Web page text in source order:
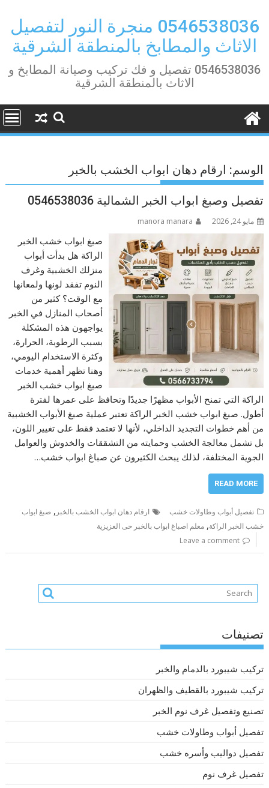
content
0546538036 منجرة النور لتفصيل
الاثاث والمطابخ بالمنطقة الشرقية
0546538036 تفصيل و فك تركيب وصيانة المطابخ و
الاثاث بالمنطقة الشرقية
الوسم: ارقام دهان ابواب الخشب بالخبر
تفصيل وصبغ ابواب الخبر الشمالية 0546538036
مايو 24, 2026 manora manara
صبغ ابواب خشب الخبر
الراكة هل بدأت أبواب
منزلك الخشبية وغرف
النوم تفقد لونها ولمعانها
مع الوقت؟ كثير من
أصحاب المنازل في الخبر
يواجهون هذه المشكلة
بسبب الرطوبة، الحرارة،
وكثرة الاستخدام اليومي،
وهنا تظهر أهمية خدمات
صبغ ابواب خشب الخبر
الراكة التي تمنح الأبواب مظهرًا جديدًا وتحافظ على عمرها لفترة
أطول. صبغ ابواب خشب الخبر الراكة تعتبر عملية صبغ الأبواب الخشبية
من أهم خطوات التجديد الداخلي، لأنها لا تعتمد فقط على تغيير اللون،
بل تشمل معالجة الخشب وحمايته من التشققات والخدوش والعوامل
الجوية المختلفة، لذلك يبحث الكثيرون عن صباغ ابواب خشب…
READ MORE
تفصيل أبواب وطاولات خشب ارقام دهان ابواب الخشب بالخبر ,صبغ ابواب
خشب الخبر الراكة,معلم اصباغ ابواب بالخبر حى العزيزية
Leave a comment
تصنيفات
تركيب شيبورد بالدمام والخبر
تركيب شيبورد بالقطيف والظهران
تصنيع وتفصيل غرف نوم الخبر
تفصيل أبواب وطاولات خشب
تفصيل دواليب وأسره خشب
تفصيل غرف نوم